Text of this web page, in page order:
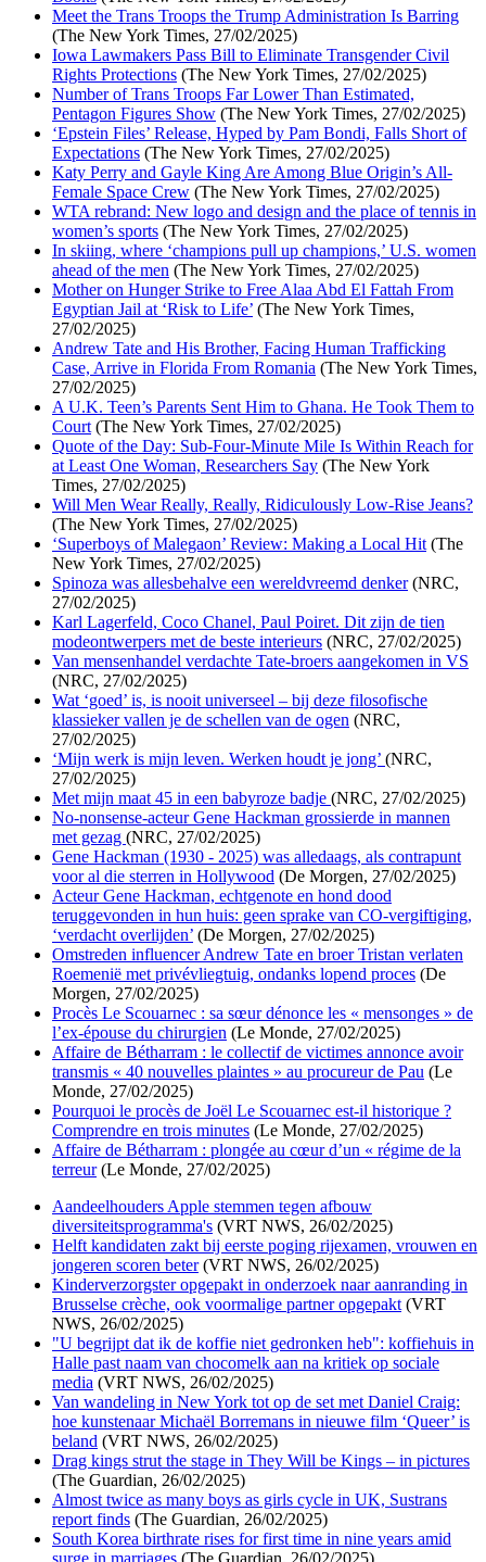
Meet the Trans Troops the Trump Administration Is Barring
(The New York Times, 27/02/2025)
Iowa Lawmakers Pass Bill to Eliminate Transgender Civil
Rights Protections (The New York Times, 27/02/2025)
Number of Trans Troops Far Lower Than Estimated,
Pentagon Figures Show (The New York Times, 27/02/2025)
‘Epstein Files’ Release, Hyped by Pam Bondi, Falls Short of
Expectations (The New York Times, 27/02/2025)
Katy Perry and Gayle King Are Among Blue Origin’s All-
Female Space Crew (The New York Times, 27/02/2025)
WTA rebrand: New logo and design and the place of tennis in
women’s sports (The New York Times, 27/02/2025)
In skiing, where ‘champions pull up champions,’ U.S. women
ahead of the men (The New York Times, 27/02/2025)
Mother on Hunger Strike to Free Alaa Abd El Fattah From
Egyptian Jail at ‘Risk to Life’ (The New York Times,
27/02/2025)
Andrew Tate and His Brother, Facing Human Trafficking
Case, Arrive in Florida From Romania (The New York Times,
27/02/2025)
A U.K. Teen’s Parents Sent Him to Ghana. He Took Them to
Court (The New York Times, 27/02/2025)
Quote of the Day: Sub-Four-Minute Mile Is Within Reach for
at Least One Woman, Researchers Say (The New York
Times, 27/02/2025)
Will Men Wear Really, Really, Ridiculously Low-Rise Jeans?
(The New York Times, 27/02/2025)
‘Superboys of Malegaon’ Review: Making a Local Hit (The
New York Times, 27/02/2025)
Spinoza was allesbehalve een wereldvreemd denker(NRC,
27/02/2025)
Karl Lagerfeld, Coco Chanel, Paul Poiret. Dit zijn de tien
modeontwerpers met de beste interieurs (NRC, 27/02/2025)
Van mensenhandel verdachte Tate-broers aangekomen in VS
(NRC, 27/02/2025)
Wat ‘goed’ is, is nooit universeel – bij deze filosofische
klassieker vallen je de schellen van de ogen (NRC,
27/02/2025)
‘Mijn werk is mijn leven. Werken houdt je jong’ (NRC,
27/02/2025)
Met mijn maat 45 in een babyroze badje (NRC, 27/02/2025)
No-nonsense-acteur Gene Hackman grossierde in mannen
met gezag (NRC, 27/02/2025)
Gene Hackman (1930 - 2025) was alledaags, als contrapunt
voor al die sterren in Hollywood (De Morgen, 27/02/2025)
Acteur Gene Hackman, echtgenote en hond dood
teruggevonden in hun huis: geen sprake van CO-vergiftiging,
‘verdacht overlijden’ (De Morgen, 27/02/2025)
Omstreden influencer Andrew Tate en broer Tristan verlaten
Roemenië met privévliegtuig, ondanks lopend proces (De
Morgen, 27/02/2025)
Procès Le Scouarnec : sa sœur dénonce les « mensonges » de
l’ex-épouse du chirurgien (Le Monde, 27/02/2025)
Affaire de Bétharram : le collectif de victimes annonce avoir
transmis « 40 nouvelles plaintes » au procureur de Pau (Le
Monde, 27/02/2025)
Pourquoi le procès de Joël Le Scouarnec est-il historique ?
Comprendre en trois minutes (Le Monde, 27/02/2025)
Affaire de Bétharram : plongée au cœur d’un « régime de la
terreur(Le Monde, 27/02/2025)
Aandeelhouders Apple stemmen tegen afbouw
diversiteitsprogramma's (VRT NWS, 26/02/2025)
Helft kandidaten zakt bij eerste poging rijexamen, vrouwen en
jongeren scoren beter(VRT NWS, 26/02/2025)
Kinderverzorgster opgepakt in onderzoek naar aanranding in
Brusselse crèche, ook voormalige partner opgepakt (VRT
NWS, 26/02/2025)
"U begrijpt dat ik de koffie niet gedronken heb": koffiehuis in
Halle past naam van chocomelk aan na kritiek op sociale
media (VRT NWS, 26/02/2025)
Van wandeling in New York tot op de set met Daniel Craig:
hoe kunstenaar Michaël Borremans in nieuwe film ‘Queer’ is
beland (VRT NWS, 26/02/2025)
Drag kings strut the stage in They Will be Kings – in pictures
(The Guardian, 26/02/2025)
Almost twice as many boys as girls cycle in UK, Sustrans
report finds (The Guardian, 26/02/2025)
South Korea birthrate rises for first time in nine years amid
surge in marriages (The Guardian, 26/02/2025)